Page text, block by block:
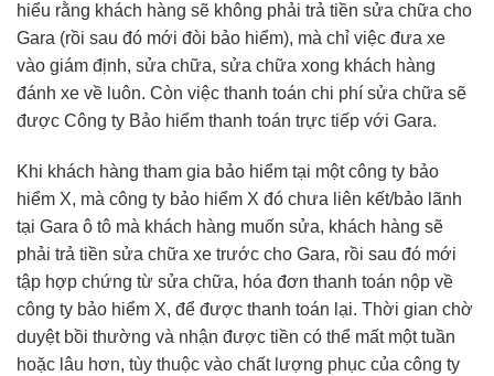
hiểu rằng khách hàng sẽ không phải trả tiền sửa chữa cho
Gara (rồi sau đó mới đòi bảo hiểm), mà chỉ việc đưa xe
vào giám định, sửa chữa, sửa chữa xong khách hàng
đánh xe về luôn. Còn việc thanh toán chi phí sửa chữa sẽ
được Công ty Bảo hiểm thanh toán trực tiếp với Gara.
Khi khách hàng tham gia bảo hiểm tại một công ty bảo
hiểm X, mà công ty bảo hiểm X đó chưa liên kết/bảo lãnh
tại Gara ô tô mà khách hàng muốn sửa, khách hàng sẽ
phải trả tiền sửa chữa xe trước cho Gara, rồi sau đó mới
tập hợp chứng từ sửa chữa, hóa đơn thanh toán nộp về
công ty bảo hiểm X, để được thanh toán lại. Thời gian chờ
duyệt bồi thường và nhận được tiền có thể mất một tuần
hoặc lâu hơn, tùy thuộc vào chất lượng phục của công ty